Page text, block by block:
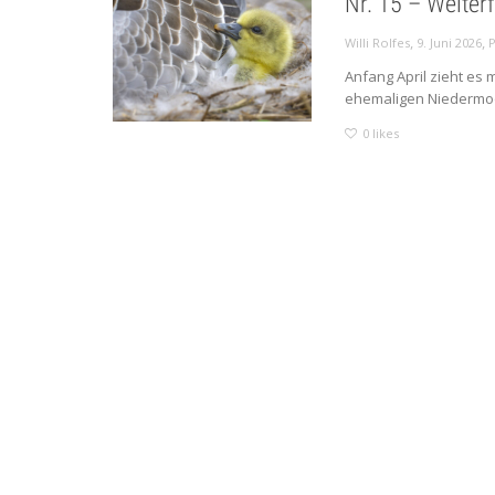
Willi Rolfes, 9. Juni 2026,
Anfang April zieht es
ehemaligen
0 likes